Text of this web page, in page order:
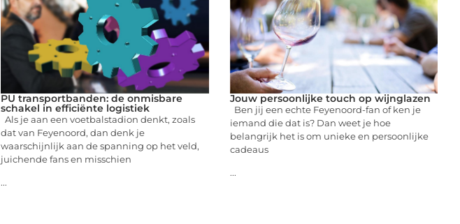
PU transportbanden: de onmisbare
schakel in efficiënte logistiek
Als je aan een voetbalstadion denkt, zoals
dat van Feyenoord, dan denk je
waarschijnlijk aan de spanning op het veld,
juichende fans en misschien
...
Jouw persoonlijke touch op wijnglazen
Ben jij een echte Feyenoord-fan of ken je
iemand die dat is? Dan weet je hoe
belangrijk het is om unieke en persoonlijke
cadeaus
...